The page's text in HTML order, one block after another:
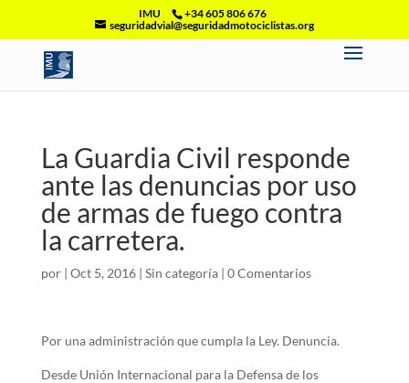
IMU
+34 605 806 676
seguridadvial@seguridadmotociclistas.org
La Guardia Civil responde
ante las denuncias por uso
de armas de fuego contra
la carretera.
por | Oct 5, 2016| Sin categoría| 0 Comentarios
Por una administración que cumpla la Ley. Denuncia.
Desde Unión Internacional para la Defensa de los